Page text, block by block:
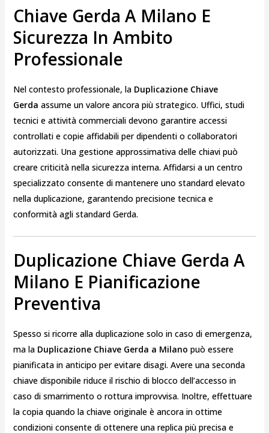
Chiave Gerda A Milano E
Sicurezza In Ambito
Professionale
Nel contesto professionale, la Duplicazione Chiave
Gerda assume un valore ancora più strategico. Uffici, studi
tecnici e attività commerciali devono garantire accessi
controllati e copie affidabili per dipendenti o collaboratori
autorizzati. Una gestione approssimativa delle chiavi può
creare criticità nella sicurezza interna. Affidarsi a un centro
specializzato consente di mantenere uno standard elevato
nella duplicazione, garantendo precisione tecnica e
conformità agli standard Gerda.
Duplicazione Chiave Gerda A
Milano E Pianificazione
Preventiva
Spesso si ricorre alla duplicazione solo in caso di emergenza,
ma la Duplicazione Chiave Gerda a Milano può essere
pianificata in anticipo per evitare disagi. Avere una seconda
chiave disponibile riduce il rischio di blocco dell’accesso in
caso di smarrimento o rottura improvvisa. Inoltre, effettuare
la copia quando la chiave originale è ancora in ottime
condizioni consente di ottenere una replica più precisa e